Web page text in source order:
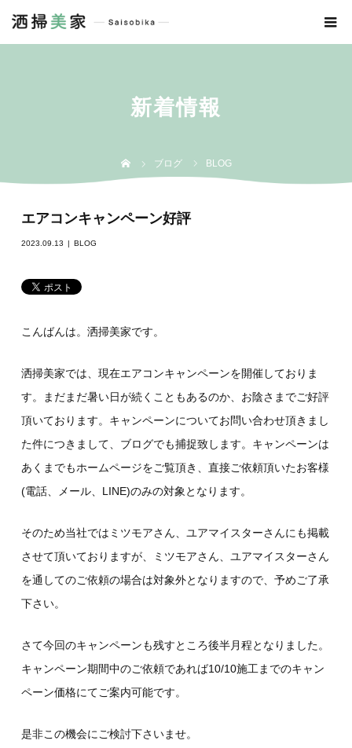
新着情報
ブログ BLOG
エアコンキャンペーン好評
2023.09.13 BLOG
こんばんは。洒掃美家です。
洒掃美家では、現在エアコンキャンペーンを開催しておりま
す。まだまだ暑い日が続くこともあるのか、お陰さまでご好評
頂いております。キャンペーンについてお問い合わせ頂きまし
た件につきまして、ブログでも捕捉致します。キャンペーンは
あくまでもホームページをご覧頂き、直接ご依頼頂いたお客様
(電話、メール、LINE)のみの対象となります。
そのため当社ではミツモアさん、ユアマイスターさんにも掲載
させて頂いておりますが、ミツモアさん、ユアマイスターさん
を通してのご依頼の場合は対象外となりますので、予めご了承
下さい。
さて今回のキャンペーンも残すところ後半月程となりました。
キャンペーン期間中のご依頼であれば10/10施工までのキャン
ペーン価格にてご案内可能です。
是非この機会にご検討下さいませ。